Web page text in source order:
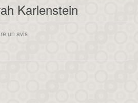
Karlenstein
un avis